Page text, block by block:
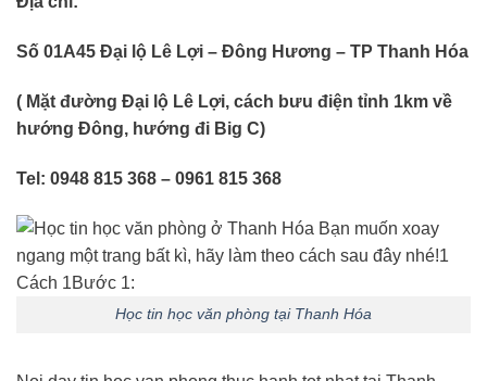
Số 01A45 Đại lộ Lê Lợi – Đông Hương – TP Thanh Hóa
( Mặt đường Đại lộ Lê Lợi, cách bưu điện tỉnh 1km về
hướng Đông, hướng đi Big C)
Tel: 0948 815 368 – 0961 815 368
Học tin học văn phòng tại Thanh Hóa